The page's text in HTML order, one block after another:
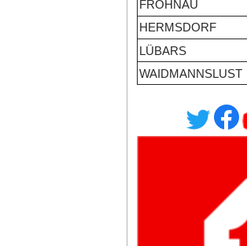
FROHNAU
HERMSDORF
LÜBARS
WAIDMANNSLUST